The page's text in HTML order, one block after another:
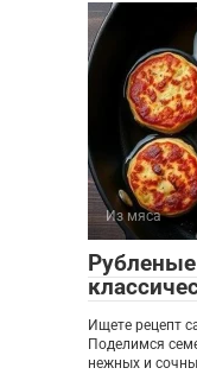
Из мяса
Ищете рецепт
Поделимся
нежных и